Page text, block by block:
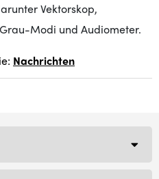
Vektorskop,
Modi und Audiometer.
Nachrichten